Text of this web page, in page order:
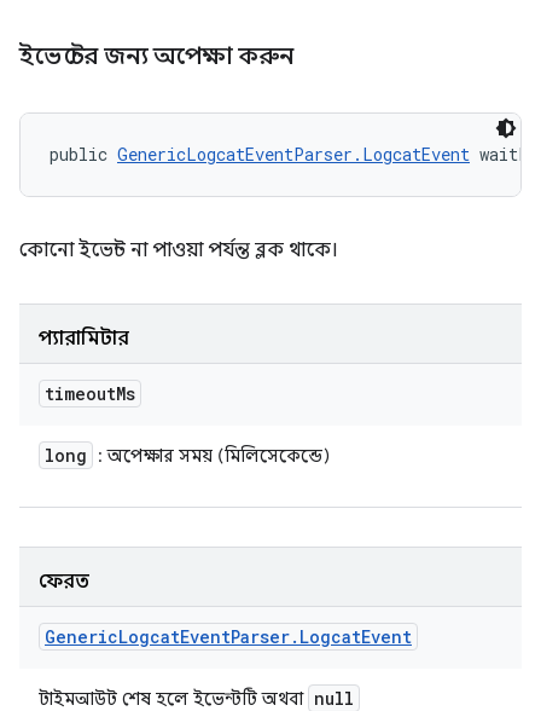
ইভেন্টের জন্য অপেক্ষা করুন
public GenericLogcatEventParser.LogcatEvent
কোনো ইভেন্ট না পাওয়া পর্যন্ত ব্লক থাকে।
প্যারামিটার
timeoutMs
long : অপেক্ষার সময় (মিলিসেকেন্ডে)
ফেরত
GenericLogcatEventParser. LogcatEvent
টাইমআউট শেষ হলে ইভেন্টটি অথবা null